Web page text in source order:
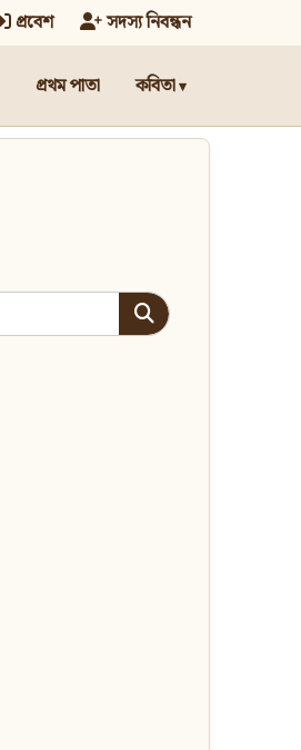
প্রবেশ সদস্য নিবন্ধন
প্রথম পাতা কবিতা